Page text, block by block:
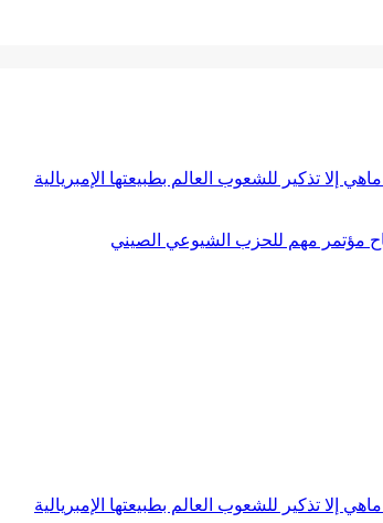
إلا تذكير للشعوب العالم بطبيعتها الإمبريالية
مؤتمر مهم للحزب الشيوعي الصيني
إلا تذكير للشعوب العالم بطبيعتها الإمبريالية